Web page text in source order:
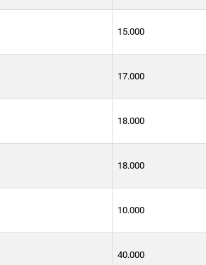
15.000
17.000
18.000
18.000
10.000
40.000